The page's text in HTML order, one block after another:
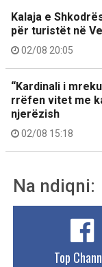
Kalaja e
për turistët në
02/08 20:05
“Kardinali i
rrëfen vitet me
njerëzish
02/08 15:18
Na ndiqni:
Top